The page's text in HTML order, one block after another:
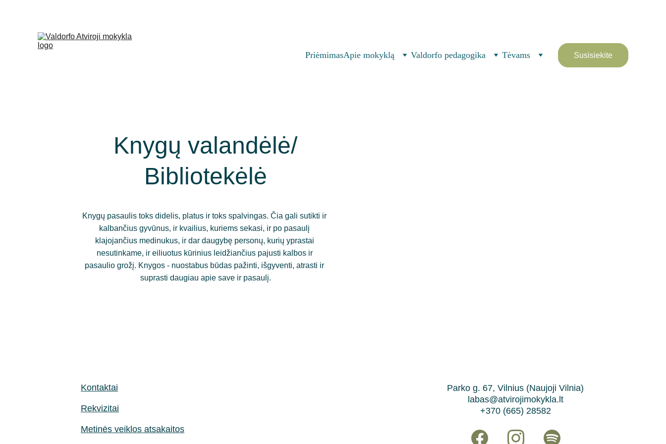
PriėmimasApie mokyklą Valdorfo pedagogika Tėvams Susisiekite
Knygų pasaulis toks didelis, platus ir toks spalvingas. Čia gali sutikti ir
kalbančius gyvūnus, ir kvailius, kuriems sekasi, ir po pasaulį
klajojančius medinukus, ir dar daugybę personų, kurių yprastai
nesutinkame, ir eiliuotus kūrinius leidžiančius pajusti kalbos ir
pasaulio grožį. Knygos - nuostabus būdas pažinti, išgyventi, atrasti ir
suprasti daugiau apie save ir pasaulį.
Knygų valandėlė/
Bibliotekėlė
Parko g. 67, Vilnius (Naujoji Vilnia)
labas@atvirojimokykla.lt
+370 (665) 28582
Kontaktai
Rekvizitai
Metinės veiklos atsakaitos